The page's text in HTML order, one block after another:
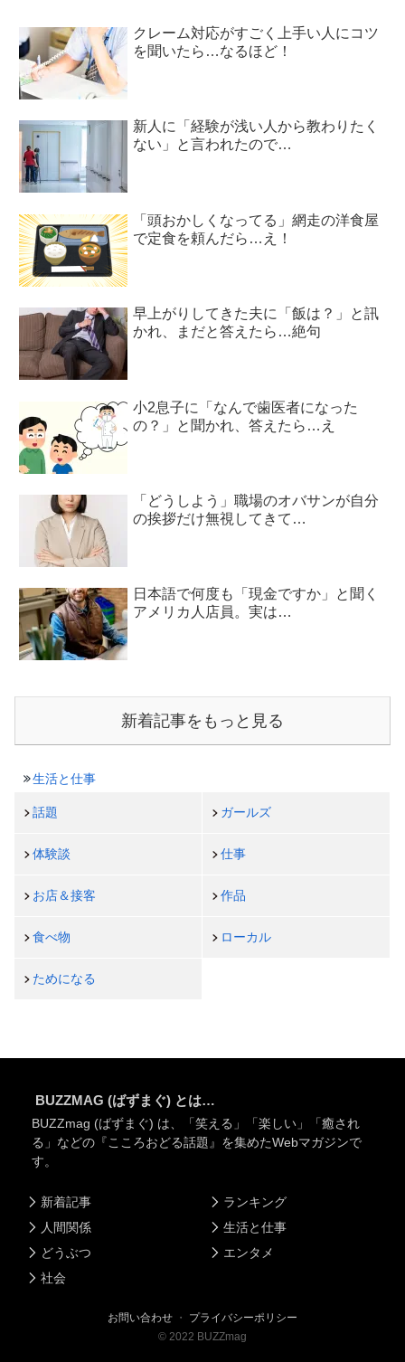
クレーム対応がすごく上手い人にコツ
を聞いたら…なるほど！
新人に「経験が浅い人から教わりたく
ない」と言われたので…
「頭おかしくなってる」網走の洋食屋
で定食を頼んだら…え！
早上がりしてきた夫に「飯は？」と訊
かれ、まだと答えたら…絶句
小2息子に「なんで歯医者になった
の？」と聞かれ、答えたら…え
「どうしよう」職場のオバサンが自分
の挨拶だけ無視してきて…
日本語で何度も「現金ですか」と聞く
アメリカ人店員。実は…
新着記事をもっと見る
生活と仕事
話題 ガールズ
体験談 仕事
お店＆接客 作品
食べ物 ローカル
ためになる
BUZZMAG (ばずまぐ) とは…
BUZZmag (ばずまぐ) は、「笑える」「楽しい」「癒され
る」などの『こころおどる話題』を集めたWebマガジンで
す。
新着記事
人間関係
どうぶつ
社会
ランキング
生活と仕事
エンタメ
お問い合わせ ・ プライバシーポリシー
© 2022 BUZZmag